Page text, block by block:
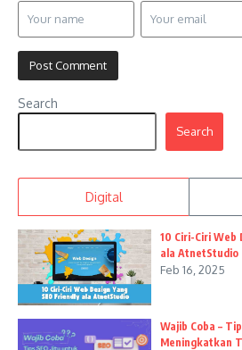
Search
Search
Digital
10 Ciri-Ciri Web
ala AtnetStudio
Feb 16, 2025
Wajib Coba –
Meningkatkan